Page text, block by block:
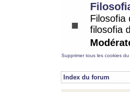
Filosofia
filosofia
Supprimer tous les cookies du
Index du forum